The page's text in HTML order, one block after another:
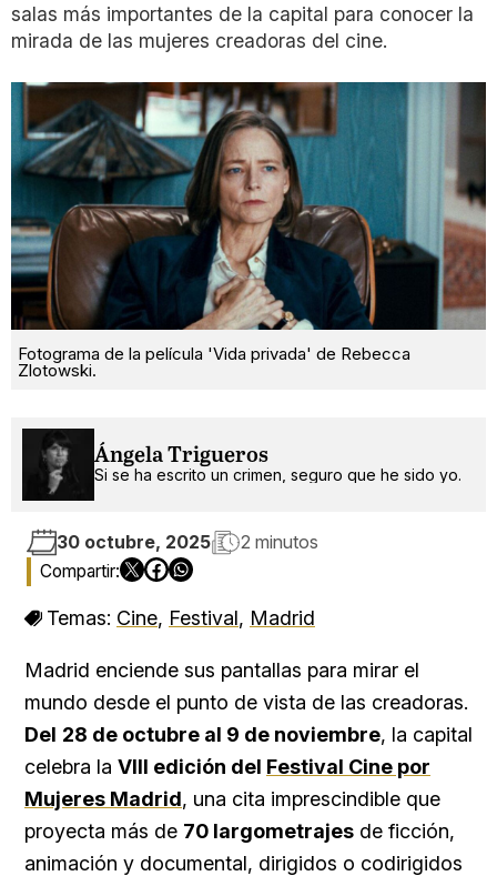
salas más importantes de la capital para conocer la
mirada de las mujeres creadoras del cine.
Fotograma de la película 'Vida privada' de Rebecca
Zlotowski.
Ángela Trigueros
Si se ha escrito un crimen, seguro que he sido yo.
30 octubre, 2025 2 minutos
Temas: Cine, Festival, Madrid
Madrid enciende sus pantallas para mirar el
mundo desde el punto de vista de las creadoras.
Del 28 de octubre al 9 de noviembre, la capital
celebra la VIII edición del Festival Cine por
Mujeres Madrid, una cita imprescindible que
proyecta más de 70 largometrajes de ficción,
animación y documental, dirigidos o codirigidos